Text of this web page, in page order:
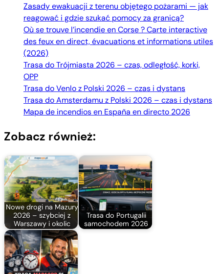
Zasady ewakuacji z terenu objętego pożarami — jak
reagować i gdzie szukać pomocy za granicą?
Où se trouve l’incendie en Corse ? Carte interactive
des feux en direct, évacuations et informations utiles
(2026)
Trasa do Trójmiasta 2026 – czas, odległość, korki,
OPP
Trasa do Venlo z Polski 2026 – czas i dystans
Trasa do Amsterdamu z Polski 2026 – czas i dystans
Mapa de incendios en España en directo 2026
Zobacz również:
Nowe drogi na Mazury
2026 – szybciej z
Warszawy i okolic
Trasa do Portugalii
samochodem 2026